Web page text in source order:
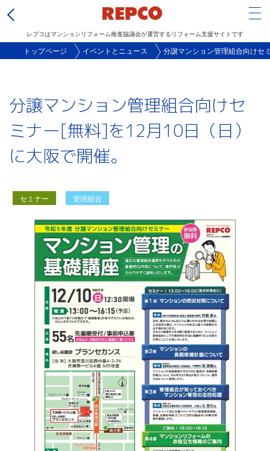
レプコはマンションリフォーム推進協議会が運営するリフォーム支援サイトです
トップページ イベントとニュース 分譲マンション管理組合向けセ
分譲マンション管理組合向けセ
ミナー[無料]を12月10日（日）
に大阪で開催。
セミナー 管理組合